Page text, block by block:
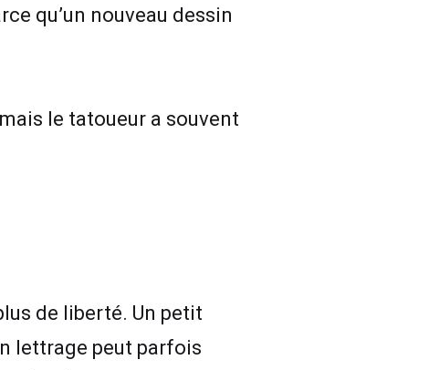
qu’un nouveau dessin
le tatoueur a souvent
de liberté. Un petit
lettrage peut parfois